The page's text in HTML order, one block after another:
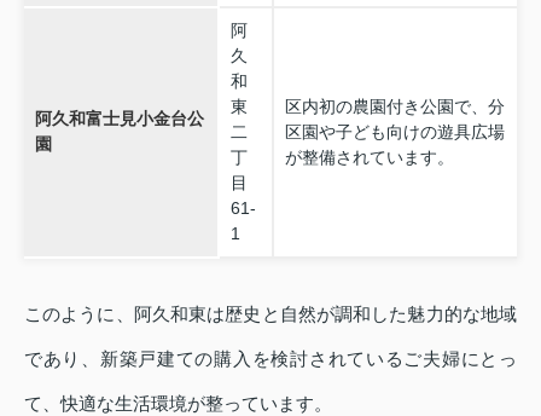
阿久和富士見小金台公
園
阿
久
和
東
二
丁
目
61-
1
区内初の農園付き公園で、分
区園や子ども向けの遊具広場
が整備されています。
このように、阿久和東は歴史と自然が調和した魅力的な地域
であり、新築戸建ての購入を検討されているご夫婦にとっ
て、快適な生活環境が整っています。